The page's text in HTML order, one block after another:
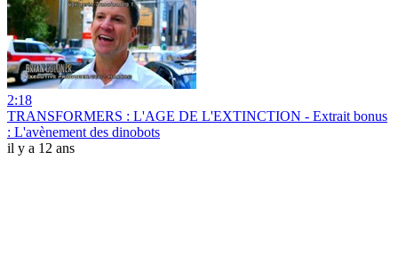
2:18
TRANSFORMERS : L'AGE DE L'EXTINCTION - Extrait bonus
: L'avènement des dinobots
il y a 12 ans